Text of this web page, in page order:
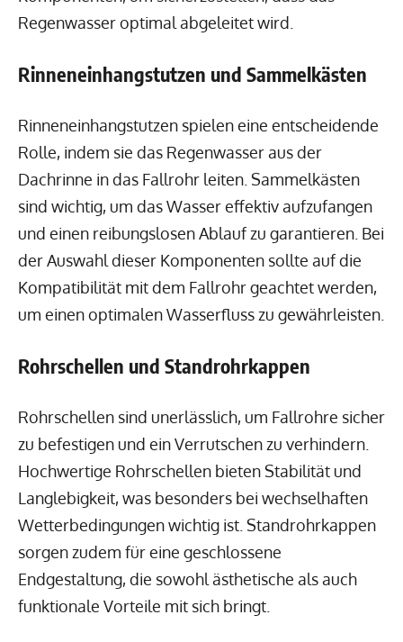
Regenwasser optimal abgeleitet wird.
Rinneneinhangstutzen und Sammelkästen
Rinneneinhangstutzen spielen eine entscheidende
Rolle, indem sie das Regenwasser aus der
Dachrinne in das Fallrohr leiten. Sammelkästen
sind wichtig, um das Wasser effektiv aufzufangen
und einen reibungslosen Ablauf zu garantieren. Bei
der Auswahl dieser Komponenten sollte auf die
Kompatibilität mit dem Fallrohr geachtet werden,
um einen optimalen Wasserfluss zu gewährleisten.
Rohrschellen und Standrohrkappen
Rohrschellen sind unerlässlich, um Fallrohre sicher
zu befestigen und ein Verrutschen zu verhindern.
Hochwertige Rohrschellen bieten Stabilität und
Langlebigkeit, was besonders bei wechselhaften
Wetterbedingungen wichtig ist. Standrohrkappen
sorgen zudem für eine geschlossene
Endgestaltung, die sowohl ästhetische als auch
funktionale Vorteile mit sich bringt.